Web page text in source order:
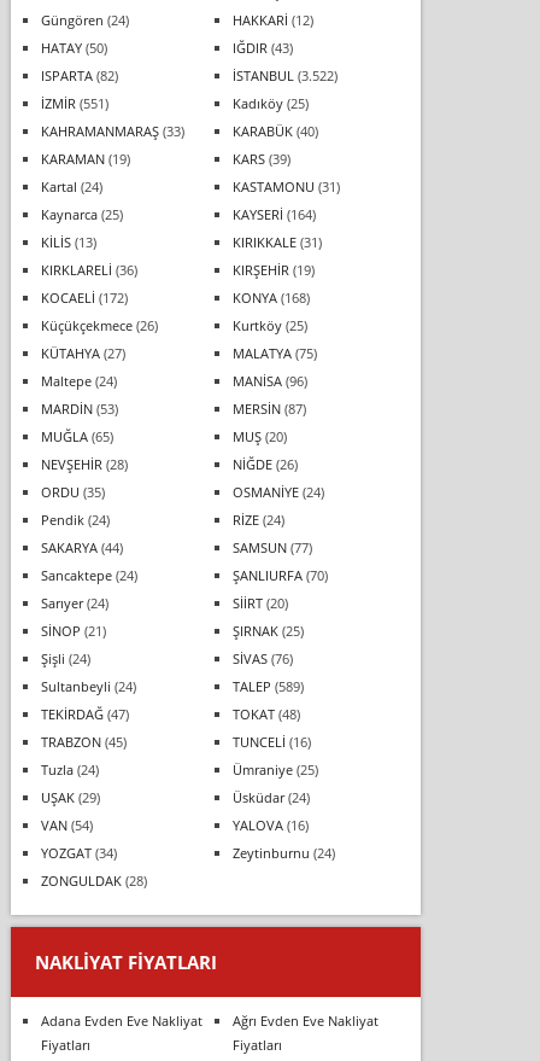
Güngören (24) HAKKARİ (12)
HATAY(50) IĞDIR (43)
ISPARTA(82) İSTANBUL (3.522)
İZMİR (551) Kadıköy(25)
KAHRAMANMARAŞ(33) KARABÜK(40)
KARAMAN(19) KARS(39)
Kartal (24) KASTAMONU (31)
Kaynarca(25) KAYSERİ (164)
KİLİS(13) KIRIKKALE(31)
KIRKLARELİ (36) KIRŞEHİR (19)
KOCAELİ (172) KONYA(168)
Küçükçekmece(26) Kurtköy(25)
KÜTAHYA(27) MALATYA(75)
Maltepe(24) MANİSA(96)
MARDİN(53) MERSİN(87)
MUĞLA(65) MUŞ(20)
NEVŞEHİR (28) NİĞDE(26)
ORDU (35) OSMANİYE(24)
Pendik(24) RİZE(24)
SAKARYA(44) SAMSUN(77)
Sancaktepe(24) ŞANLIURFA(70)
Sarıyer(24) SİİRT(20)
SİNOP (21) ŞIRNAK(25)
Şişli (24) SİVAS(76)
Sultanbeyli (24) TALEP (589)
TEKİRDAĞ(47) TOKAT(48)
TRABZON(45) TUNCELİ (16)
Tuzla(24) Ümraniye(25)
UŞAK(29) Üsküdar(24)
VAN(54) YALOVA(16)
YOZGAT(34) Zeytinburnu (24)
ZONGULDAK(28)
NAKLIYAT FIYATLARI
Adana Evden Eve Nakliyat
Fiyatları
Ağrı Evden Eve Nakliyat
Fiyatları